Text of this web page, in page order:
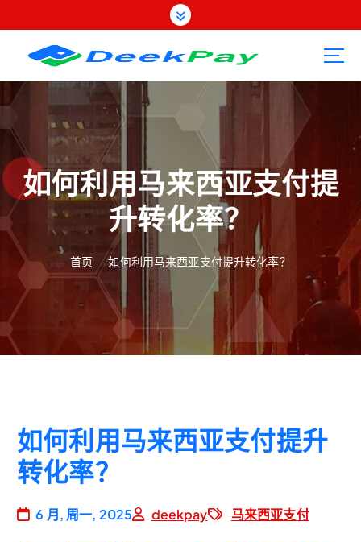
转
容
如何利用马来西亚支付提
升转化率？
首页 如何利用马来西亚支付提升转化率？
如何利用马来西亚支付提升
转化率？
6 月, 周一, 2025 deekpay 马来西亚支付